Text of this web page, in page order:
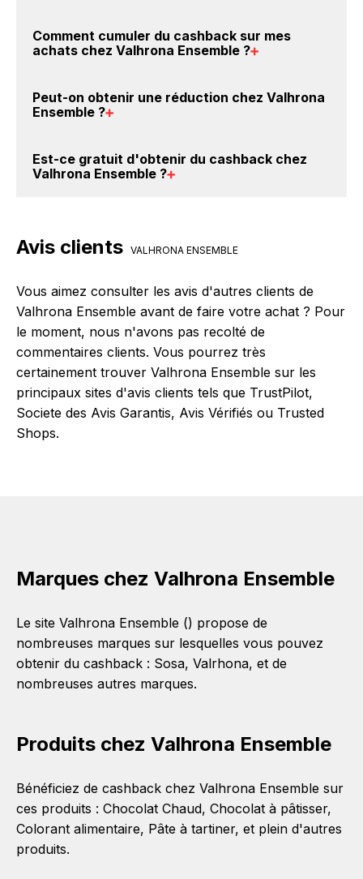
promo chez Valhrona Ensemble. Si des codes promo
dans le paragraphe codes promo Valhrona
Comment cumuler du cashback sur mes
achats chez Valhrona Ensemble ?
Valhrona Ensemble : Créez votre compte sur
apparaître le cashback dans votre cagnotte au plus
Peut-on obtenir une réduction chez Valhrona
Ensemble ?
crédités sur votre cagnotte BackBackBack lorsque
Est-ce gratuit d'obtenir du cashback chez
Valhrona Ensemble ?
cashback sur vos achats chez Valhrona Ensemble.
Valhrona Ensemble.
Avis clients VALHRONA ENSEMBLE
Vous aimez consulter les avis d'autres clients de
Valhrona Ensemble avant de faire votre achat ? Pour
le moment, nous n'avons pas recolté de
commentaires clients. Vous pourrez très
certainement trouver Valhrona Ensemble sur les
principaux sites d'avis clients tels que TrustPilot,
Societe des Avis Garantis, Avis Vérifiés ou Trusted
Shops.
Marques chez Valhrona Ensemble
Le site Valhrona Ensemble () propose de
nombreuses marques sur lesquelles vous pouvez
obtenir du cashback : Sosa, Valrhona, et de
nombreuses autres marques.
Produits chez Valhrona Ensemble
Bénéficiez de cashback chez Valhrona Ensemble sur
ces produits : Chocolat Chaud, Chocolat à pâtisser,
Colorant alimentaire, Pâte à tartiner, et plein d'autres
produits.